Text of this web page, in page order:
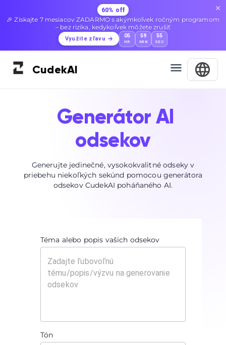
60% off
🎉 Získajte 7 mesiacov ZADARMO s akýmkoľvek ročným programom
– bez rizika, kedykoľvek môžete zrušiť
Využite zľavu 05
HR
59
MIN
54
SEC
CudekAI
Generátor AI
odsekov
Generujte jedinečné, vysokokvalitné odseky v
priebehu niekoľkých sekúnd pomocou generátora
odsekov CudekAI poháňaného AI.
Téma alebo popis vašich odsekov
Tón